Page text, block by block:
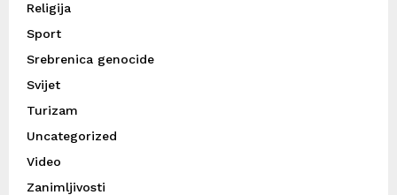
Religija
Sport
Srebrenica genocide
Svijet
Turizam
Uncategorized
Video
Zanimljivosti